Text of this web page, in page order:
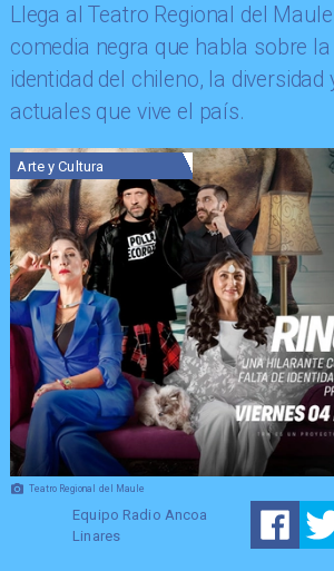
Llega al Teatro Regional del
comedia negra que habla sobre
identidad del chileno, la
actuales que vive el país.
Teatro Regional del Maule
Arte y Cultura
Equipo Radio Ancoa
Linares